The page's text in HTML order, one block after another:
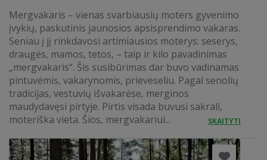
Mergvakaris – vienas svarbiausių moters gyvenimo
įvykių, paskutinis jaunosios apsisprendimo vakaras.
Seniau į jį rinkdavosi artimiausios moterys: seserys,
draugės, mamos, tetos, – taip ir kilo pavadinimas
„mergvakaris“. Šis susibūrimas dar buvo vadinamas
pintuvėmis, vakarynomis, prieveseliu. Pagal senolių
tradicijas, vestuvių išvakarėse, merginos
maudydavęsi pirtyje. Pirtis visada buvusi sakrali,
moteriška vieta. Šios, mergvakariui...
SKAITYTI